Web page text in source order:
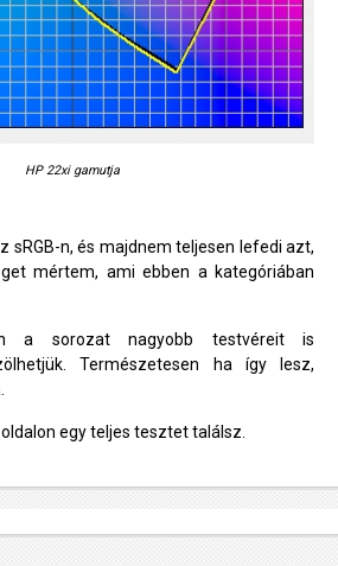
HP 22xi gamutja
sRGB-n, és majdnem teljesen lefedi azt,
mértem, ami ebben a kategóriában
a sorozat nagyobb testvéreit is
Természetesen ha így lesz,
egy teljes tesztet találsz.